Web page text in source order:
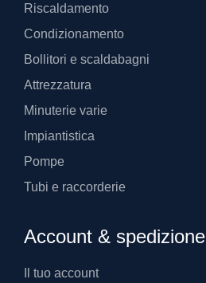
Riscaldamento
Condizionamento
Bollitori e scaldabagni
Attrezzatura
Minuterie varie
Impiantistica
Pompe
Tubi e raccorderie
Account & spedizione
Il tuo account